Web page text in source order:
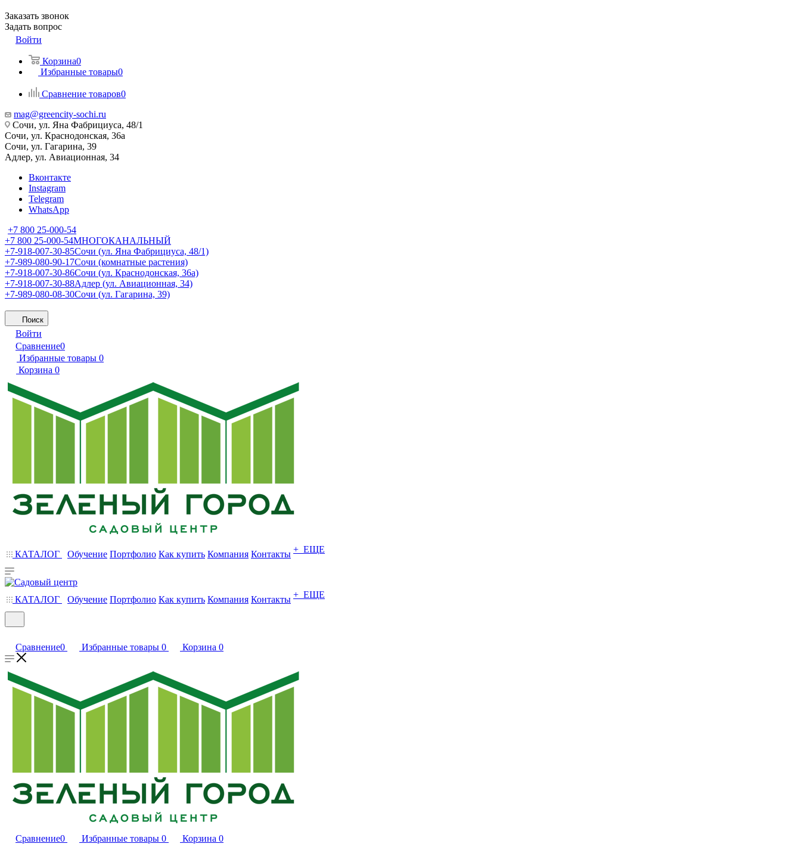
Заказать звонок
Задать вопрос
Войти
Корзина0
Избранные товары0
Сравнение товаров0
mag@greencity-sochi.ru
Сочи, ул. Яна Фабрициуса, 48/1
Сочи, ул. Краснодонская, 36а
Сочи, ул. Гагарина, 39
Адлер, ул. Авиационная, 34
Вконтакте
Instagram
Telegram
WhatsApp
+7 800 25-000-54
+7 800 25-000-54МНОГОКАНАЛЬНЫЙ
+7-918-007-30-85Сочи (ул. Яна Фабрициуса, 48/1)
+7-989-080-90-17Сочи (комнатные растения)
+7-918-007-30-86Сочи (ул. Краснодонская, 36а)
+7-918-007-30-88Адлер (ул. Авиационная, 34)
+7-989-080-08-30Сочи (ул. Гагарина, 39)
Поиск
Войти
Сравнение0
Избранные товары 0
Корзина 0
КАТАЛОГ Обучение Портфолио Как купить Компания Контакты + ЕЩЕ
КАТАЛОГ Обучение Портфолио Как купить Компания Контакты + ЕЩЕ
Сравнение0 Избранные товары 0 Корзина 0
Сравнение0 Избранные товары 0 Корзина 0